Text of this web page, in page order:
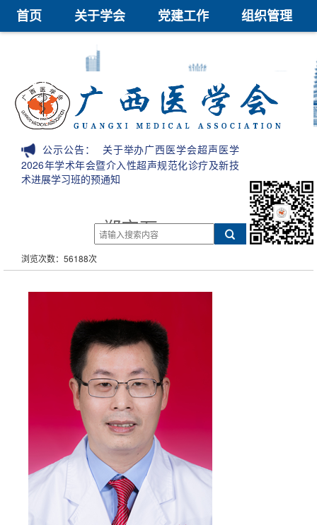
首页 关于学会 党建工作
组织管理
继续教育
医学科技奖
信息公开
公示公告： 关于举办广西医学会超声医学
2026年学术年会暨介入性超声规范化诊疗及新技
术进展学习班的预通知
郑宝石
浏览次数：56188次